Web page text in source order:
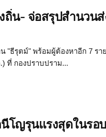
ถิ่น- จ่อสรุปสำนวน
"ธีรุตม์" พร้อมผู้ต้องหาอีก 7 ร
ที่ กองปราบปราม...
ญรุนแรงสุดในรอ